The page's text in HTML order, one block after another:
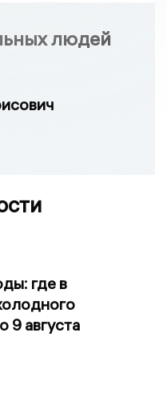
людей
где в
9 августа